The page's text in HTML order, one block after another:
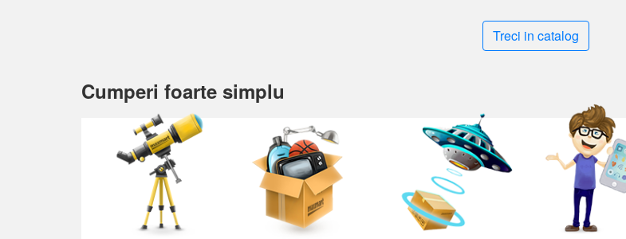
Treci in catalog
Cumperi foarte simplu